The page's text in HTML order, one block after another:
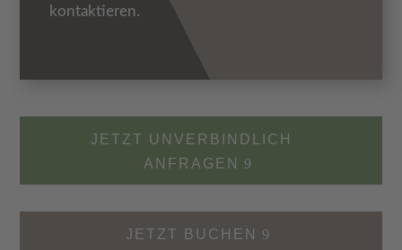
kontaktieren.
JETZT UNVERBINDLICH
ANFRAGEN
JETZT BUCHEN